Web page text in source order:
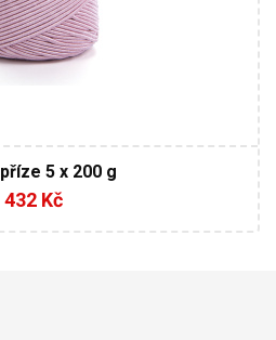
5 x 200 g
432 Kč